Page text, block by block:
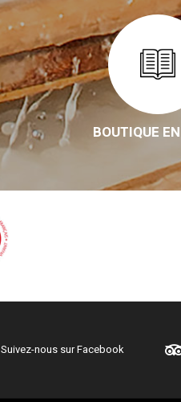
BOUTIQUE
Suivez-nous sur Facebook